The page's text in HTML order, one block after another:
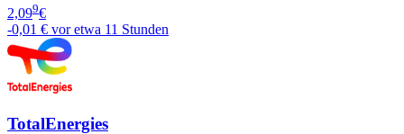
2,099€
-0,01 € vor etwa 11 Stunden
TotalEnergies